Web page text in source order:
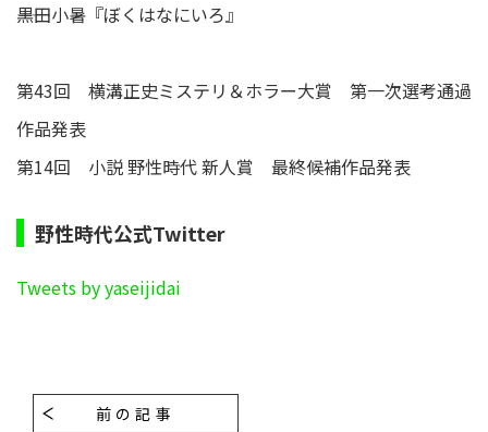
――黒田小暑『ぼくはなにいろ』
第43回 横溝正史ミステリ＆ホラー大賞 第一次選考通過
作品発表
第14回 小説 野性時代 新人賞 最終候補作品発表
野性時代公式Twitter
Tweets by yaseijidai
前の記事